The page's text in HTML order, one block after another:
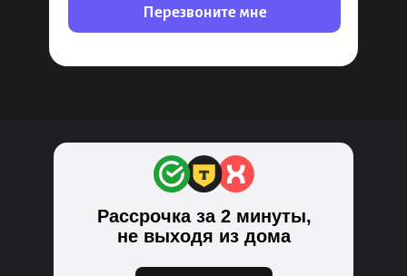
Перезвоните мне
Рассрочка за 2 минуты,
не выходя из дома